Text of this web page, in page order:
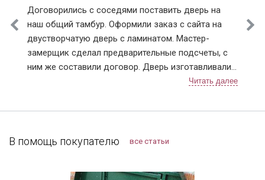
Договорились с соседями поставить дверь на
наш общий тамбур. Оформили заказ с сайта на
двустворчатую дверь с ламинатом. Мастер-
замерщик сделал предварительные подсчеты, с
ним же составили договор. Дверь изготавливали
чуть больше недели, с доставкой тоже не
теперь нет ни холода, ни шума из подъезда.
Компанию я рекомендую, тут можно найти
В помощь покупателю все статьи